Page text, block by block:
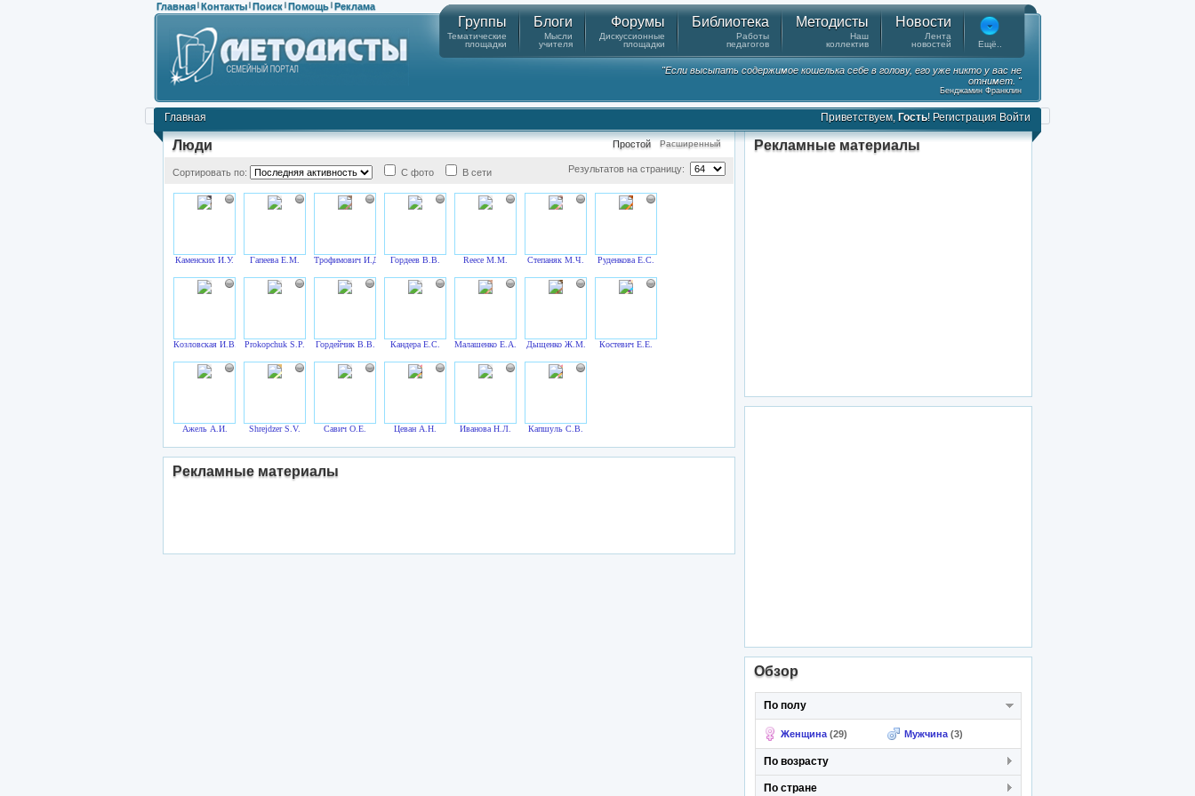
Главная | Контакты | Поиск | Помощь | Реклама
Группы
Тематические
площадки
Блоги
Мысли
учителя
Форумы
Дискуссионные
площадки
Библиотека
Работы
педагогов
Методисты
Наш
коллектив
Новости
Лента
новостей
Ещё..
"Если высыпать содержимое кошелька себе в голову, его уже никто у вас не
отнимет. "
Бенджамин Франклин
Главная Приветствуем, Гость! Регистрация Войти
Люди Простой Расширенный
Сортировать по: С фото В сети Результатов на страницу:
Каменских И.У. Гапеева Е.М. Трофимович И.Д. Гордеев В.В. Reece M.M. Степаняк М.Ч. Руденкова Е.С.
Козловская И.В. Prokopchuk S.P. Гордейчик В.В. Кандера Е.С. Малашенко Е.А. Дыщенко Ж.М. Костевич Е.Е.
Ажель А.И. Shrejdzer S.V. Савич О.Е. Цеван А.Н. Иванова Н.Л. Капшуль С.В.
Рекламные материалы
Рекламные материалы
Обзор
По полу
Женщина (29) Мужчина (3)
По возрасту
По стране